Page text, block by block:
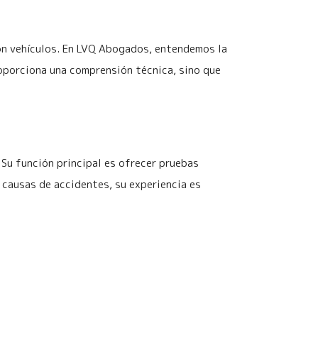
En LVQ Abogados, entendemos la
una comprensión técnica, sino que
función principal es ofrecer pruebas
de accidentes, su experiencia es